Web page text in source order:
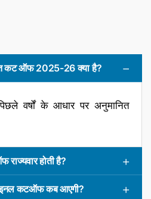
कट ऑफ 2025-26 क्या है?
वर्षों के आधार पर अनुमानित
होती है?
कटऑफ कब आएगी?